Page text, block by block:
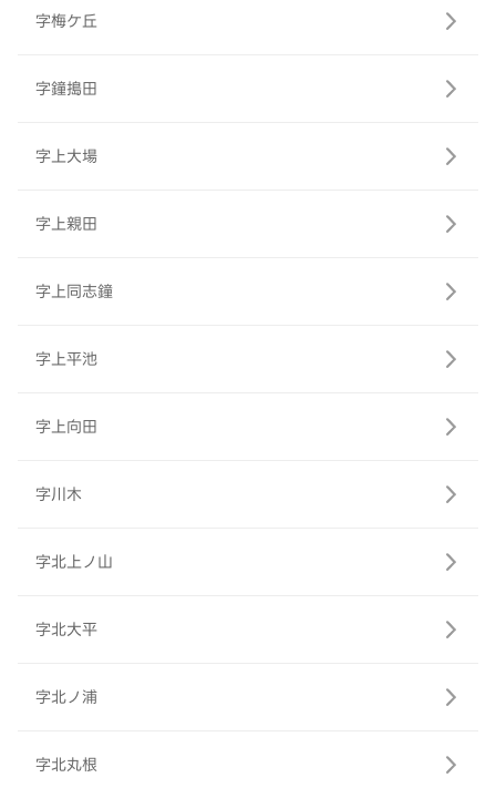
字梅ケ丘
字鐘搗田
字上大場
字上親田
字上同志鐘
字上平池
字上向田
字川木
字北上ノ山
字北大平
字北ノ浦
字北丸根